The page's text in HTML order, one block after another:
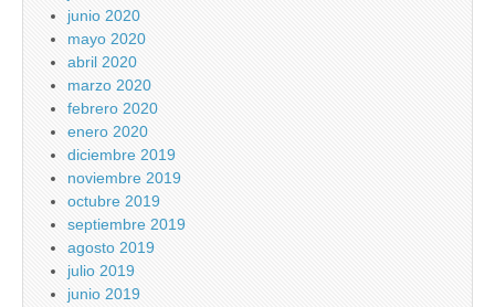
junio 2020
mayo 2020
abril 2020
marzo 2020
febrero 2020
enero 2020
diciembre 2019
noviembre 2019
octubre 2019
septiembre 2019
agosto 2019
julio 2019
junio 2019